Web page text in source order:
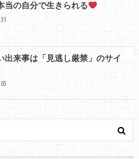
当の自分で生きられる
出来事は「見逃し厳禁」のサイ